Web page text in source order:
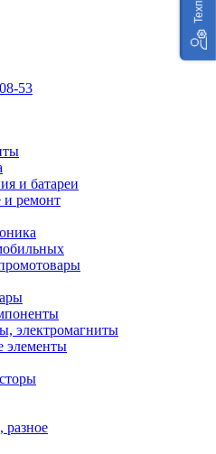
53
и батареи
и ремонт
электромагниты
элементы